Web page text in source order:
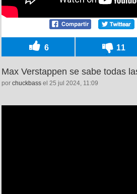
6 11
Max Verstappen se sabe todas
por chuckbass el 25 jul 2024, 11:09